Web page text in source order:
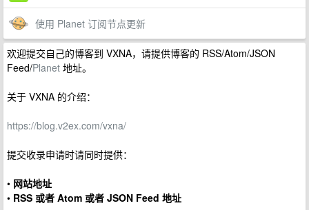
使用 Planet 订阅节点更新
欢迎提交自己的博客到 VXNA，请提供博客的 RSS/Atom/JSON
Feed/Planet 地址。
关于 VXNA 的介绍：
https://blog.v2ex.com/vxna/
提交收录申请时请同时提供：
• 网站地址
• RSS 或者 Atom 或者 JSON Feed 地址